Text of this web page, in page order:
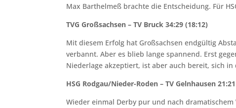
Max Barthelmeß brachte die Entscheidung. Für
TVG Großsachsen – TV Bruck 34:29 (18:12)
Mit diesem Erfolg hat Großsachsen endgültig
verbannt. Aber es blieb lange spannend. Erst
Niederlage akzeptiert, ist aber auch bereit, sich
HSG Rodgau/Nieder-Roden – TV Gelnhausen
Wieder einmal Derby pur und nach